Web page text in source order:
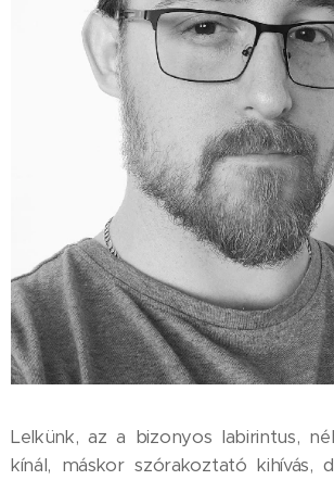
Lelkünk, az a bizonyos labirintus,
kínál, máskor szórakoztató kihívás,